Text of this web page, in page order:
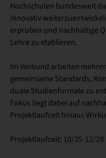
Hochschulen bundesweit
innovativ
erproben und nachhaltige
Lehre zu etablieren.
Im Verbund arbeiten
gemeinsame Standards,
duale Studienformate zu
Fokus liegt dabei auf
Projektlaufzeit hinaus
Projektlaufzeit: 10/25-12/29